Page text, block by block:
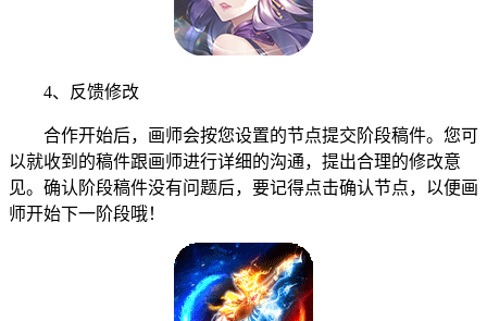
4、反馈修改
合作开始后，画师会按您设置的节点提交阶段稿件。您可
以就收到的稿件跟画师进行详细的沟通，提出合理的修改意
见。确认阶段稿件没有问题后，要记得点击确认节点，以便画
师开始下一阶段哦！